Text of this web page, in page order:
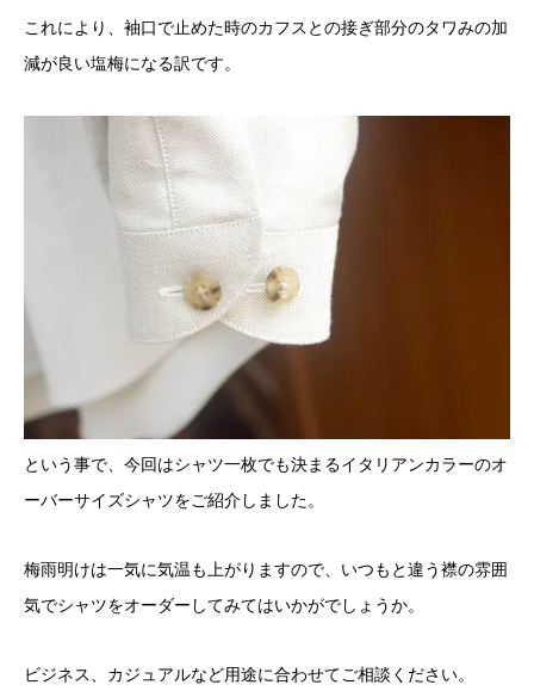
これにより、袖口で止めた時のカフスとの接ぎ部分のタワみの加
減が良い塩梅になる訳です。
という事で、今回はシャツ一枚でも決まるイタリアンカラーのオ
ーバーサイズシャツをご紹介しました。
梅雨明けは一気に気温も上がりますので、いつもと違う襟の雰囲
気でシャツをオーダーしてみてはいかがでしょうか。
ビジネス、カジュアルなど用途に合わせてご相談ください。